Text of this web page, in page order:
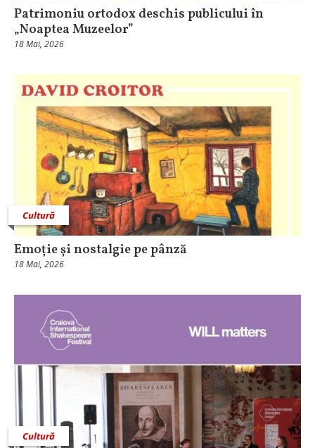
Patrimoniu ortodox deschis publicului în
„Noaptea Muzeelor”
18 Mai, 2026
Cultură
Emoție și nostalgie pe pânză
18 Mai, 2026
Cultură